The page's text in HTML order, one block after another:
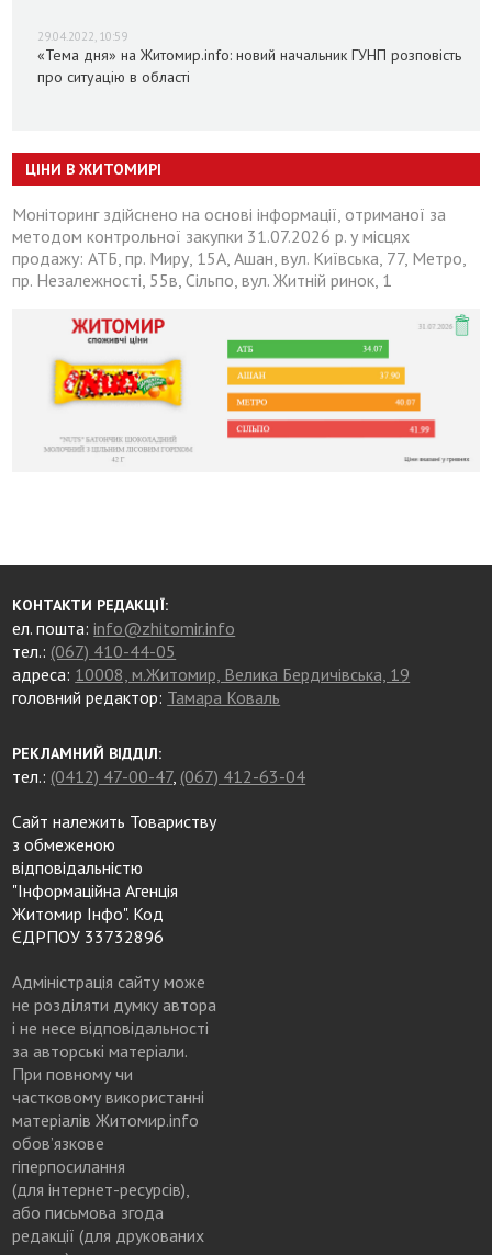
29.04.2022, 10:59
«Тема дня» на Житомир.info: новий начальник ГУНП розповість
про ситуацію в області
ЦІНИ В ЖИТОМИРІ
Моніторинг здійснено на основі інформації, отриманої за
методом контрольної закупки 31.07.2026 р. у місцях
продажу: АТБ, пр. Миру, 15А, Ашан, вул. Київська, 77, Метро,
пр. Незалежності, 55в, Сільпо, вул. Житній ринок, 1
КОНТАКТИ РЕДАКЦІЇ:
ел. пошта:info@zhitomir.info
тел.: (067) 410-44-05
адреса: 10008, м.Житомир, Велика Бердичівська, 19
головний редактор: Тамара Коваль
РЕКЛАМНИЙ ВІДДІЛ:
тел.: (0412) 47-00-47, (067) 412-63-04
Сайт належить Товариству
з обмеженою
відповідальністю
"Інформаційна Агенція
Житомир Інфо". Код
ЄДРПОУ 33732896
Адміністрація сайту може
не розділяти думку автора
і не несе відповідальності
за авторські матеріали.
При повному чи
частковому використанні
матеріалів Житомир.info
обов’язкове
гіперпосилання
(для інтернет-ресурсів),
або письмова згода
редакції (для друкованих